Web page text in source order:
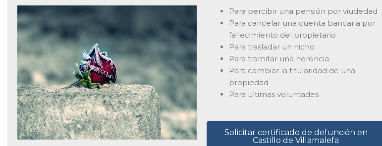
Para percibir una pensión por viudedad
Para cancelar una cuenta bancaria por
fallecimiento del propietario
Para trasladar un nicho
Para tramitar una herencia
Para cambiar la titularidad de una
propiedad
Para ultimas voluntades
Solicitar certificado de defunción en
Castillo de Villamalefa